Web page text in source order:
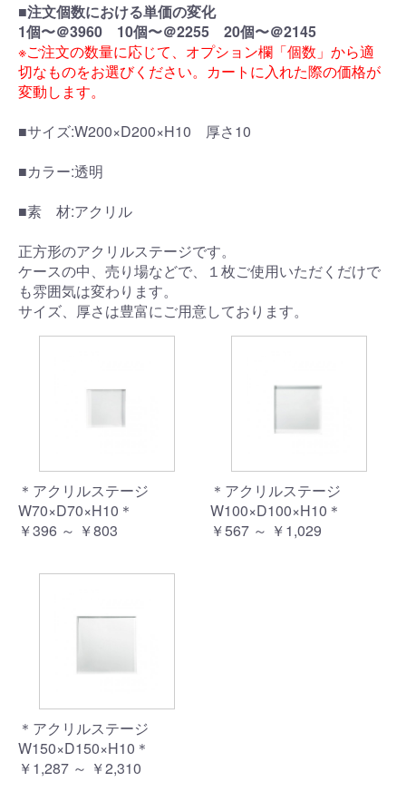
■注文個数における単価の変化
1個〜＠3960 10個〜＠2255 20個〜＠2145
※ご注文の数量に応じて、オプション欄「個数」から適
切なものをお選びください。カートに入れた際の価格が
変動します。
■サイズ:W200×D200×H10 厚さ10
■カラー:透明
■素 材:アクリル
正方形のアクリルステージです。
ケースの中、売り場などで、１枚ご使用いただくだけで
も雰囲気は変わります。
サイズ、厚さは豊富にご用意しております。
＊アクリルステージ
W70×D70×H10＊
￥396 ～ ￥803
＊アクリルステージ
W100×D100×H10＊
￥567 ～ ￥1,029
＊アクリルステージ
W150×D150×H10＊
￥1,287 ～ ￥2,310